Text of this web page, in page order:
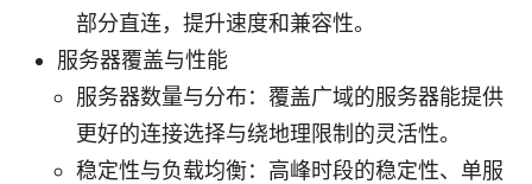
部分直连，提升速度和兼容性。
服务器覆盖与性能
服务器数量与分布：覆盖广域的服务器能提供
更好的连接选择与绕地理限制的灵活性。
稳定性与负载均衡：高峰时段的稳定性、单服